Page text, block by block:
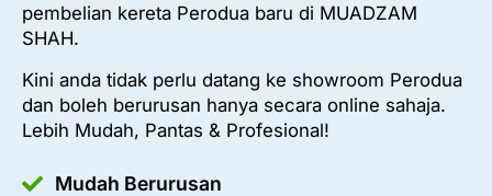
pembelian kereta Perodua baru di MUADZAM
SHAH.
Kini anda tidak perlu datang ke showroom Perodua
dan boleh berurusan hanya secara online sahaja.
Lebih Mudah, Pantas & Profesional!
Mudah Berurusan